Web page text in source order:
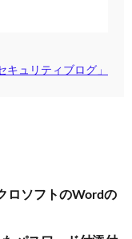
キュリティブログ」
ロソフトのWordの